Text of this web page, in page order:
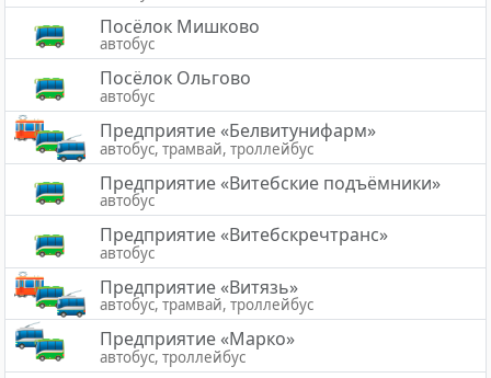
Посёлок Мишково
автобус
Посёлок Ольгово
автобус
Предприятие «Белвитунифарм»
автобус, трамвай, троллейбус
Предприятие «Витебские подъёмники»
автобус
Предприятие «Витебскречтранс»
автобус
Предприятие «Витязь»
автобус, трамвай, троллейбус
Предприятие «Марко»
автобус, троллейбус